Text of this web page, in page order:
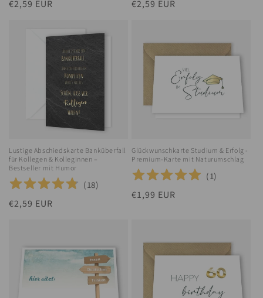
Normaler
€2,59 EUR
Normaler
€2,59 EUR
Lustige Abschiedskarte Banküberfall
für Kollegen & Kolleginnen –
Bestseller mit Humor
(18)
Normaler
€2,59 EUR
Glückwunschkarte Studium & Erfolg -
Premium-Karte mit Naturumschlag
(1)
Normaler
€1,99 EUR